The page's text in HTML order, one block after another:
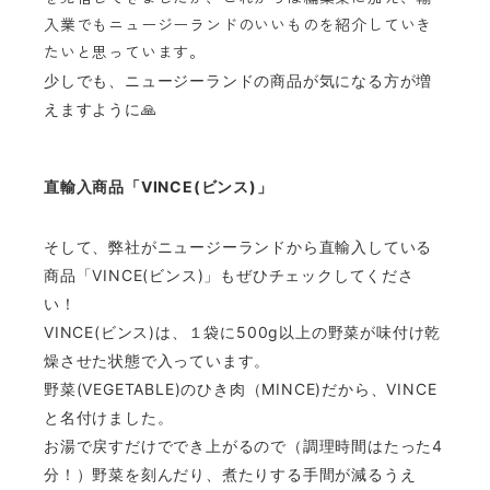
入業でもニュージーランドのいいものを紹介していき
たいと思っています。
少しでも、ニュージーランドの商品が気になる方が増
えますように🙏
直輸入商品「VINCE(ビンス)」
そして、弊社がニュージーランドから直輸入している
商品「VINCE(ビンス)」もぜひチェックしてくださ
い！
VINCE(ビンス)は、１袋に500g以上の野菜が味付け乾
燥させた状態で入っています。
野菜(VEGETABLE)のひき肉（MINCE)だから、VINCE
と名付けました。
お湯で戻すだけででき上がるので（調理時間はたった4
分！）野菜を刻んだり、煮たりする手間が減るうえ